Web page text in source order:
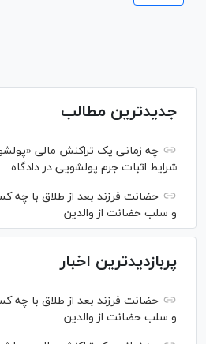
جدیدترین مطالب
چه زمانی یک تراکنش مالی
شرایط اثبات جرم پولشویی در دادگاه
حضانت فرزند بعد از طلاق با
و سلب حضانت از والدین
پربازدیدترین اخبار
حضانت فرزند بعد از طلاق با
و سلب حضانت از والدین